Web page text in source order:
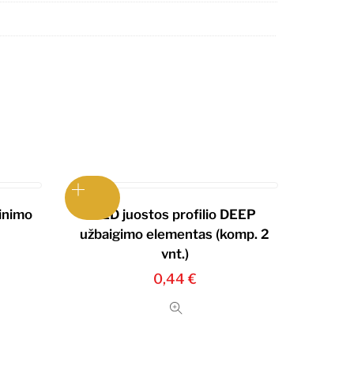
LED juostos profilio DEEP
užbaigimo elementas (komp. 2
vnt.)
0,44 €